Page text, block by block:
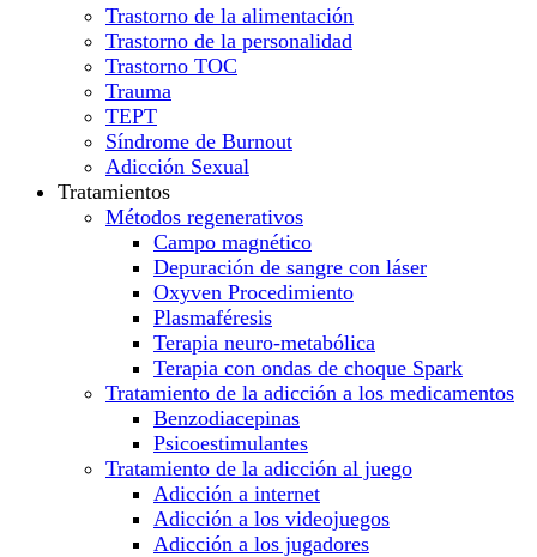
Trastorno de la alimentación
Trastorno de la personalidad
Trastorno TOC
Trauma
TEPT
Síndrome de Burnout
Adicción Sexual
Tratamientos
Métodos regenerativos
Campo magnético
Depuración de sangre con láser
Oxyven Procedimiento
Plasmaféresis
Terapia neuro-metabólica
Terapia con ondas de choque Spark
Tratamiento de la adicción a los medicamentos
Benzodiacepinas
Psicoestimulantes
Tratamiento de la adicción al juego
Adicción a internet
Adicción a los videojuegos
Adicción a los jugadores